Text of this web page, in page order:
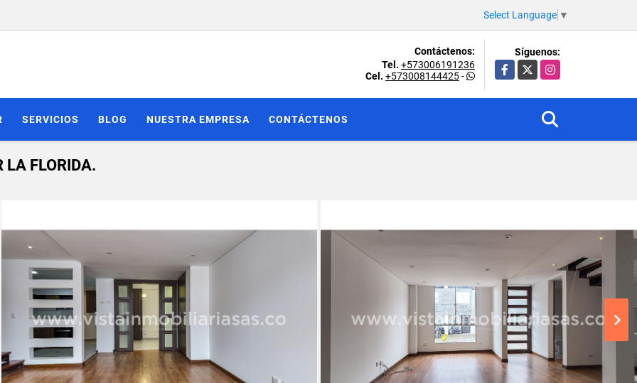
Select Language ▼
Contáctenos:
Tel. +573006191236
Cel. +573008144425-
Síguenos:
Facebook
X Instagram
SERVICIOS BLOG NUESTRA EMPRESA CONTÁCTENOS
LA FLORIDA.